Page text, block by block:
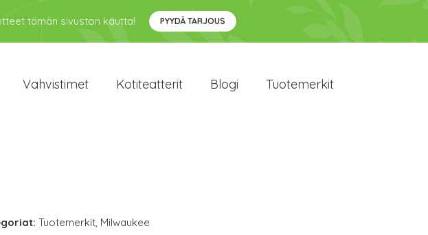
tämän sivuston kautta! PYYDÄ TARJOUS
Vahvistimet Kotiteatterit Blogi Tuotemerkit
Tuotemerkit, Milwaukee